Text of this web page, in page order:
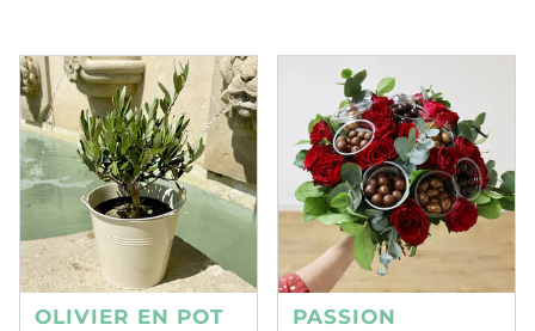
OLIVIER EN POT
PASSION